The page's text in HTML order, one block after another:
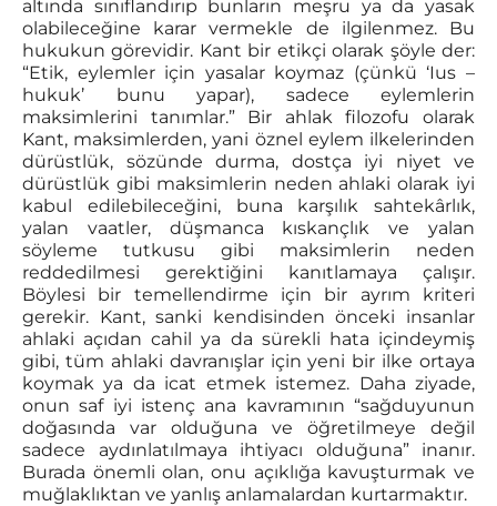
altında sınıflandırıp bunların meşru ya da yasak
olabileceğine karar vermekle de ilgilenmez. Bu
hukukun görevidir. Kant bir etikçi olarak şöyle der:
“Etik, eylemler için yasalar koymaz (çünkü ‘Ius –
hukuk’ bunu yapar), sadece eylemlerin
maksimlerini tanımlar.” Bir ahlak filozofu olarak
Kant, maksimlerden, yani öznel eylem ilkelerinden
dürüstlük, sözünde durma, dostça iyi niyet ve
dürüstlük gibi maksimlerin neden ahlaki olarak iyi
kabul edilebileceğini, buna karşılık sahtekârlık,
yalan vaatler, düşmanca kıskançlık ve yalan
söyleme tutkusu gibi maksimlerin neden
reddedilmesi gerektiğini kanıtlamaya çalışır.
Böylesi bir temellendirme için bir ayrım kriteri
gerekir. Kant, sanki kendisinden önceki insanlar
ahlaki açıdan cahil ya da sürekli hata içindeymiş
gibi, tüm ahlaki davranışlar için yeni bir ilke ortaya
koymak ya da icat etmek istemez. Daha ziyade,
onun saf iyi istenç ana kavramının “sağduyunun
doğasında var olduğuna ve öğretilmeye değil
sadece aydınlatılmaya ihtiyacı olduğuna” inanır.
Burada önemli olan, onu açıklığa kavuşturmak ve
muğlaklıktan ve yanlış anlamalardan kurtarmaktır.